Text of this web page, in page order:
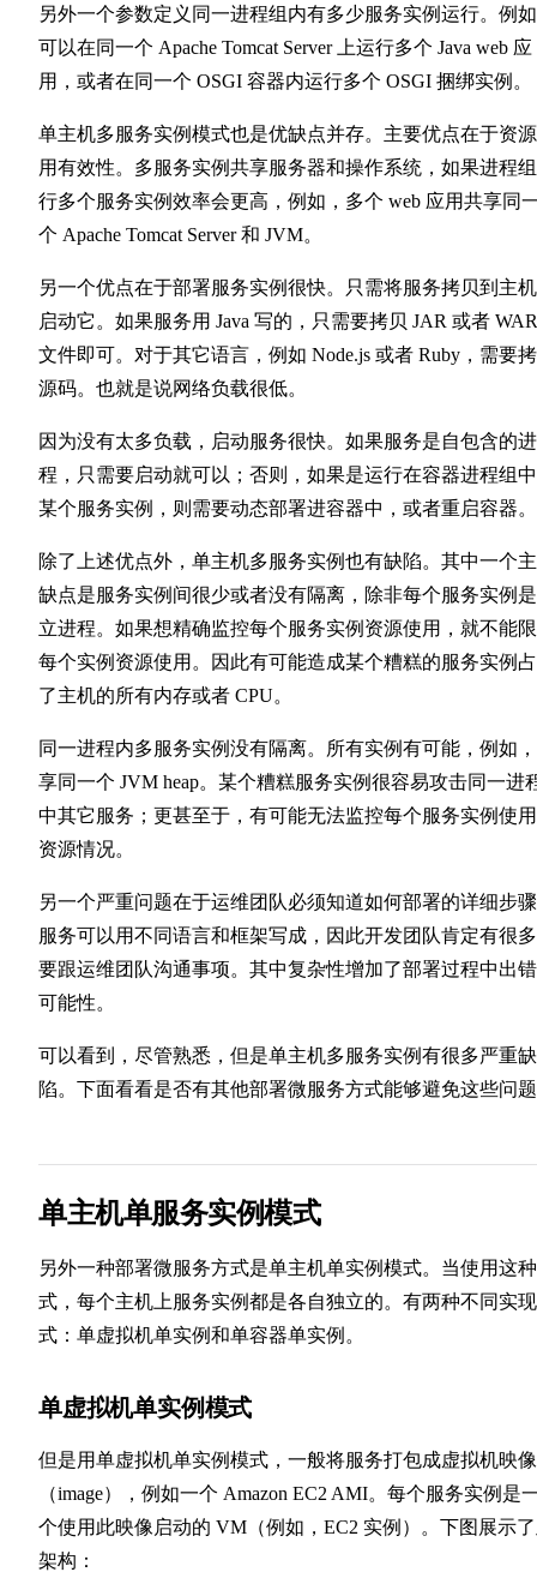
另外一个参数定义同一进程组内有多少服务实例运行。例
可以在同一个 Apache Tomcat Server 上运行多个 Java web 应
用，或者在同一个 OSGI 容器内运行多个 OSGI 捆绑实例。
单主机多服务实例模式也是优缺点并存。主要优点在于资
用有效性。多服务实例共享服务器和操作系统，如果进程
行多个服务实例效率会更高，例如，多个 web 应用共享同
个 Apache Tomcat Server 和 JVM。
另一个优点在于部署服务实例很快。只需将服务拷贝到主
启动它。如果服务用 Java 写的，只需要拷贝 JAR 或者 WAR
文件即可。对于其它语言，例如 Node.js 或者 Ruby，需要
源码。也就是说网络负载很低。
因为没有太多负载，启动服务很快。如果服务是自包含的进
程，只需要启动就可以；否则，如果是运行在容器进程组
某个服务实例，则需要动态部署进容器中，或者重启容器。
除了上述优点外，单主机多服务实例也有缺陷。其中一个
缺点是服务实例间很少或者没有隔离，除非每个服务实例
立进程。如果想精确监控每个服务实例资源使用，就不能
每个实例资源使用。因此有可能造成某个糟糕的服务实例
了主机的所有内存或者 CPU。
同一进程内多服务实例没有隔离。所有实例有可能，例如
享同一个 JVM heap。某个糟糕服务实例很容易攻击同一进
中其它服务；更甚至于，有可能无法监控每个服务实例使
资源情况。
另一个严重问题在于运维团队必须知道如何部署的详细步
服务可以用不同语言和框架写成，因此开发团队肯定有很
要跟运维团队沟通事项。其中复杂性增加了部署过程中出
可能性。
可以看到，尽管熟悉，但是单主机多服务实例有很多严重缺
陷。下面看看是否有其他部署微服务方式能够避免这些问
单主机单服务实例模式
另外一种部署微服务方式是单主机单实例模式。当使用这
式，每个主机上服务实例都是各自独立的。有两种不同实
式：单虚拟机单实例和单容器单实例。
单虚拟机单实例模式
但是用单虚拟机单实例模式，一般将服务打包成虚拟机映像
（image），例如一个 Amazon EC2 AMI。每个服务实例是
个使用此映像启动的 VM（例如，EC2 实例）。下图展示
架构：